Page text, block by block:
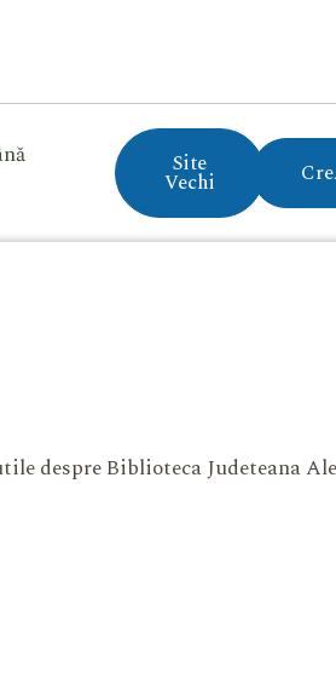
Site
Vechi
despre Biblioteca Judeteana